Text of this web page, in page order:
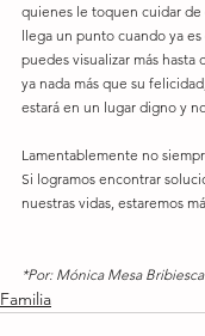
quienes le toquen cuidar de
llega un punto cuando ya
puedes visualizar más
ya nada más que su
estará en un lugar digno y
Lamentablemente no
Si logramos encontrar
nuestras vidas, estaremos
*Por: Mónica Mesa Bribiesca
Familia